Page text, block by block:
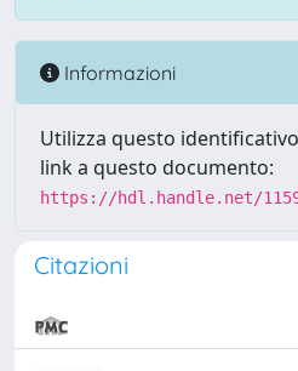
Informazioni
Utilizza questo
link a questo documento:
https://hdl.handle.net/
Citazioni